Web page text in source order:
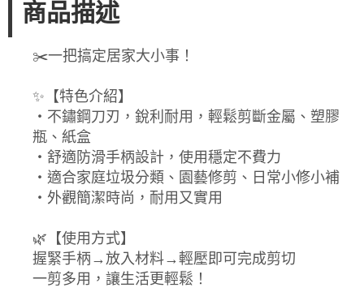
商品描述
✂️一把搞定居家大小事！
✨【特色介紹】
・不鏽鋼刀刃，銳利耐用，輕鬆剪斷金屬、塑膠
瓶、紙盒
・舒適防滑手柄設計，使用穩定不費力
・適合家庭垃圾分類、園藝修剪、日常小修小補
・外觀簡潔時尚，耐用又實用
🌿【使用方式】
握緊手柄→放入材料→輕壓即可完成剪切
一剪多用，讓生活更輕鬆！